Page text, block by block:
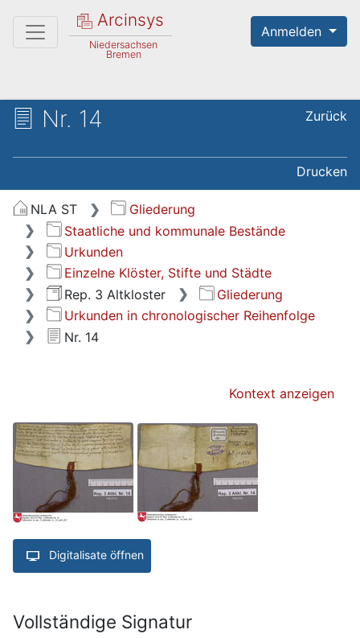
Arcinsys
Niedersachsen
Bremen
Anmelden
Nr. 14 Zurück
Drucken
NLA ST
Gliederung
Staatliche und kommunale Bestände
Urkunden
Einzelne Klöster, Stifte und Städte
Rep. 3 Altkloster
Gliederung
Urkunden in chronologischer Reihenfolge
Nr. 14
Kontext anzeigen
Digitalisate öffnen
Vollständige Signatur